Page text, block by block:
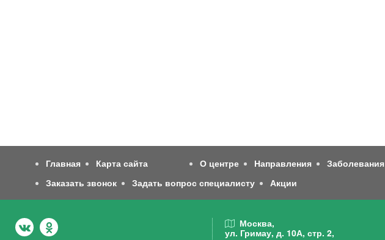
Главная Карта сайта О центре Направления Заболевания
Заказать звонок
Задать вопрос специалисту Акции
Москва,
ул. Гримау, д. 10А, стр. 2,